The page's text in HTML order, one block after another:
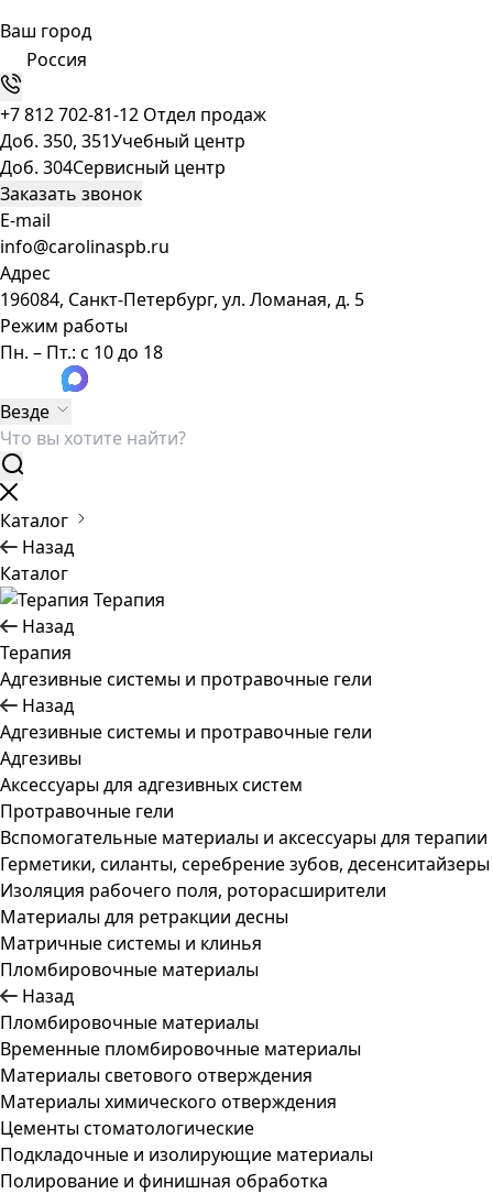
Ваш город
Россия
+7 812 702-81-12 Отдел продаж
Доб. 350, 351Учебный центр
Доб. 304Сервисный центр
Заказать звонок
E-mail
info@carolinaspb.ru
Адрес
196084, Санкт-Петербург, ул. Ломаная, д. 5
Режим работы
Пн. – Пт.: с 10 до 18
Везде
Каталог
Назад
Каталог
Терапия
Назад
Терапия
Адгезивные системы и протравочные гели
Назад
Адгезивные системы и протравочные гели
Адгезивы
Аксессуары для адгезивных систем
Протравочные гели
Вспомогательные материалы и аксессуары для терапии
Герметики, силанты, серебрение зубов, десенситайзеры
Изоляция рабочего поля, роторасширители
Материалы для ретракции десны
Матричные системы и клинья
Пломбировочные материалы
Назад
Пломбировочные материалы
Временные пломбировочные материалы
Материалы светового отверждения
Материалы химического отверждения
Цементы стоматологические
Подкладочные и изолирующие материалы
Полирование и финишная обработка